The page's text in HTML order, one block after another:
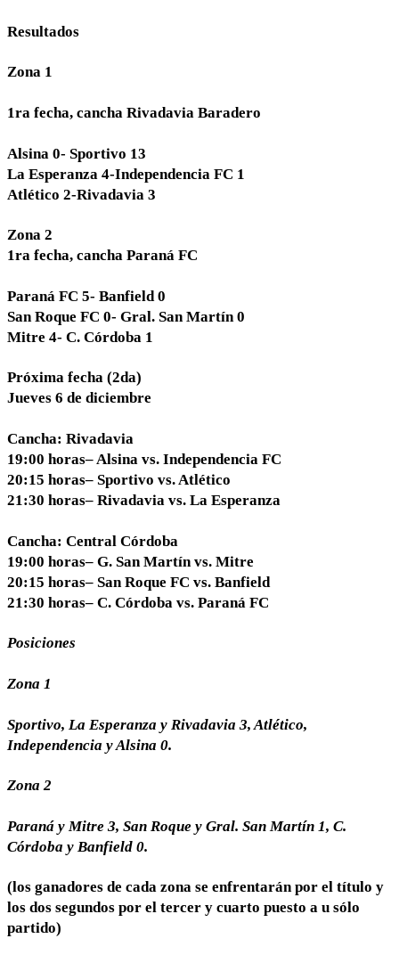
Resultados
Zona 1
1ra fecha, cancha Rivadavia Baradero
Alsina 0- Sportivo 13
La Esperanza 4-Independencia FC 1
Atlético 2-Rivadavia 3
Zona 2
1ra fecha, cancha Paraná FC
Paraná FC 5- Banfield 0
San Roque FC 0- Gral. San Martín 0
Mitre 4- C. Córdoba 1
Próxima fecha (2da)
Jueves 6 de diciembre
Cancha: Rivadavia
19:00 horas– Alsina vs. Independencia FC
20:15 horas– Sportivo vs. Atlético
21:30 horas– Rivadavia vs. La Esperanza
Cancha: Central Córdoba
19:00 horas– G. San Martín vs. Mitre
20:15 horas– San Roque FC vs. Banfield
21:30 horas– C. Córdoba vs. Paraná FC
Posiciones
Zona 1
Sportivo, La Esperanza y Rivadavia 3, Atlético,
Independencia y Alsina 0.
Zona 2
Paraná y Mitre 3, San Roque y Gral. San Martín 1, C.
Córdoba y Banfield 0.
(los ganadores de cada zona se enfrentarán por el título y
los dos segundos por el tercer y cuarto puesto a u sólo
partido)